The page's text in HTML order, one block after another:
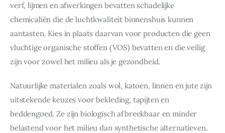
verf, lijmen en afwerkingen bevatten schadelijke
chemicaliën die de luchtkwaliteit binnenshuis kunnen
aantasten. Kies in plaats daarvan voor producten die geen
vluchtige organische stoffen (VOS) bevatten en die veilig
zijn voor zowel het milieu als je gezondheid.
Natuurlijke materialen zoals wol, katoen, linnen en jute zijn
uitstekende keuzes voor bekleding, tapijten en
beddengoed. Ze zijn biologisch afbreekbaar en minder
belastend voor het milieu dan synthetische alternatieven.